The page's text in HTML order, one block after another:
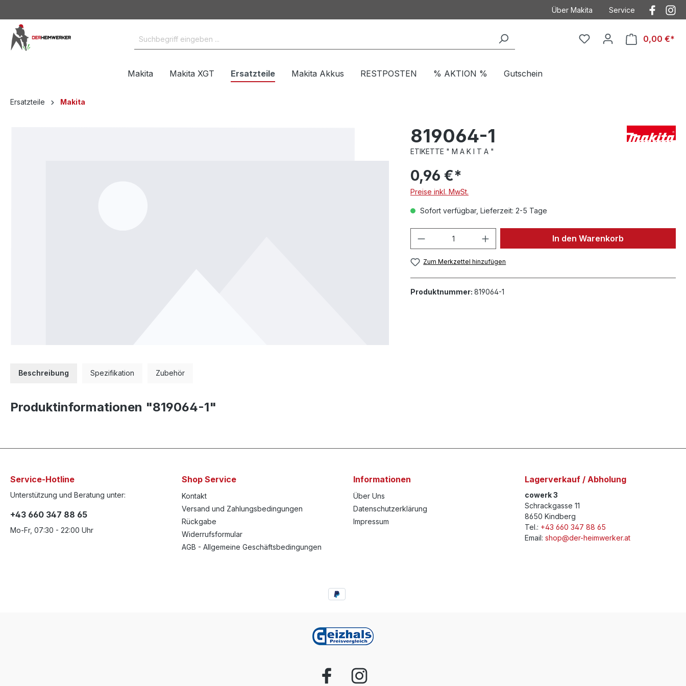
Über Makita Service
Kontakt mit Makita
0,00 €*
Makita Makita XGT Ersatzteile Makita Akkus RESTPOSTEN % AKTION % Gutschein
Ersatzteile Makita
819064-1
ETIKETTE " M A K I T A "
0,96 €*
Preise inkl. MwSt.
Sofort verfügbar, Lieferzeit: 2-5 Tage
In den Warenkorb
Zum Merkzettel hinzufügen
Produktnummer: 819064-1
Beschreibung Spezifikation Zubehör
Produktinformationen "819064-1"
Service-Hotline
Unterstützung und Beratung unter:
+43 660 347 88 65
Mo-Fr, 07:30 - 22:00 Uhr
Shop Service
Kontakt
Versand und Zahlungsbedingungen
Rückgabe
Widerrufsformular
AGB - Allgemeine Geschäftsbedingungen
Informationen
Über Uns
Datenschutzerklärung
Impressum
Lagerverkauf / Abholung
cowerk 3
Schrackgasse 11
8650 Kindberg
Tel.: +43 660 347 88 65
Email: shop@der-heimwerker.at